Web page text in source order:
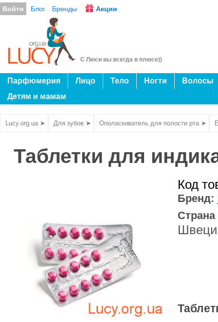
Войти Блог Бренды Акции
С Люси вы всегда в плюсе))
Парфюмерия Лицо Тело Ногти
Волосы
Детям и мамам
Lucy.org.ua ➤ Для зубов ➤ Ополаскиватель для полости рта ➤
Таблетки для
Код
Бренд: